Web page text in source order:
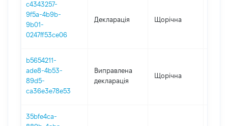
c4343257-
9f5a-4b9b-
9b01-
0247ff53ce06
Декларація Щорічна
b5654211-
ade8-4b53-
89d5-
ca36e3e78e53
Виправлена
декларація
Щорічна
35bfe4ca-